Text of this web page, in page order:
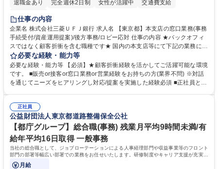
退職金あり
完全週休2日制 女性が活躍中
交通費支給
土日祝休み
仕事の内容
企業名 株式会社三菱ＵＦＪ銀行 求人名 【東京都】本支店の窓口業務(事務
手続受付/資産運用提案)/後方事務/ロビー応対 仕事の内容 ★バックオフィ
スではなく顧客折衝を含む職種です★ 国内の本支店等にて下記の業務に従
事していただきます。 ■窓口/後方/ロビーにて事務手続等の受付・オペレ
ーション、お客様対応 ■窓口にて、ご来店された個人のお客様に対して金
融商品のご提案 ■効率的な事務運用の検討・構築等 ≪業務紹介：ご応募前
に必ずご覧ください≫ ※記事 https://www.mysite.bk.mufg.jp/career/circle/
必要な経験・能力等
必要な経験・能力等 【必須】★顧客折衝経験を活かしてご活躍可能な環境
です。 ■販売or接客or窓口業務or営業経験をお持ちの方(業界不問) ※対話
を通じてニーズをヒアリングし対応/提案を実施した経験必須 ■正社員とし
るので安心して入行いただけます。 幅広いキャリアの選択肢があり、公募
や社内副業等を活用し、 一人ひとりが挑戦できるカルチャーが浸透してい
ます。 学歴・資格 学歴：大学院 大学 高専 短大 専修学校 高校 語学力：
資格：
正社員
公益財団法人東京都道路整備保全公社
【都庁グループ】総合職(事務) 残業月平均9時間未満/有
給年平均16日取得 一般事務
当社の総合職として、ジョブローテーションによる人事経理部門や収益事業等のフロント
部門の部署等幅広い部署での業務をお任せいたします。研修制度やキャリア支援が充実し
ております！ ※下記業務詳細
月給